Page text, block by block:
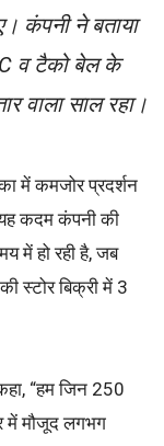
कंपनी ने बताया
व टैको बेल के
वाला साल रहा।
में कमजोर प्रदर्शन
कदम कंपनी की
में हो रही है, जब
स्टोर बिक्री में 3
“हम जिन 250
में मौजूद लगभग